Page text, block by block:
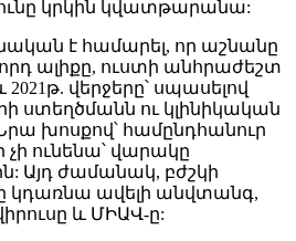
կրկին կվատթարանա:
է համարել, որ աշնանը
ալիքը, ուստի անհրաժեշտ
վերջերը՝ սպասելով
ստեղծմանն ու կլինիկական
խոսքով՝ համընդհանուր
ունենա՝ վարակը
Այդ ժամանակ, բժշկի
ը կդառնա ավելի անվտանգ,
և ՄԻԱՎ-ը: